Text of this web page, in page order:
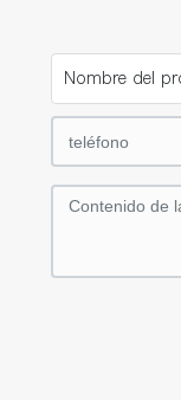
Nombre del